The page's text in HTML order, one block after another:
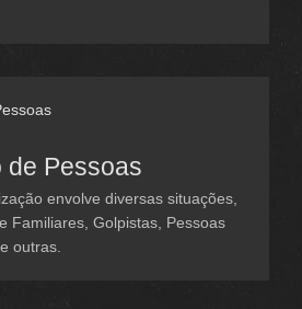
de Pessoas
envolve diversas situações,
Familiares, Golpistas, Pessoas
outras.